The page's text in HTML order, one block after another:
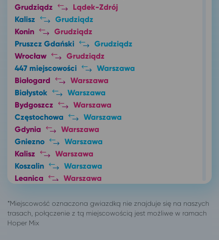
Grudziądz
Lądek-Zdrój
Kalisz
Grudziądz
Konin
Grudziądz
Pruszcz Gdański
Grudziądz
Wrocław
Grudziądz
447 miejscowości
Warszawa
Białogard
Warszawa
Białystok
Warszawa
Bydgoszcz
Warszawa
Częstochowa
Warszawa
Gdynia
Warszawa
Gniezno
Warszawa
Kalisz
Warszawa
Koszalin
Warszawa
Legnica
Warszawa
Lublin
Warszawa
Nakło nad Notecią
Warszawa
Nowy Tomyśl